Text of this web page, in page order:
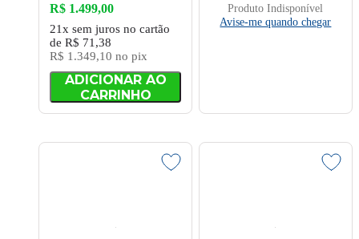
R$ 1.499,00
21x sem juros no cartão
de R$ 71,38
R$ 1.349,10 no pix
ADICIONAR AO
CARRINHO
Produto Indisponível
Avise-me quando chegar